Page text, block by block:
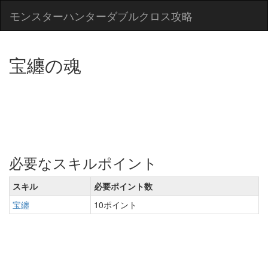
モンスターハンターダブルクロス攻略
宝纏の魂
必要なスキルポイント
スキル
必要ポイント数
宝纏
10ポイント